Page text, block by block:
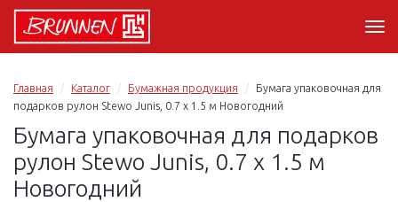
Главная Каталог Бумажная продукция
Бумага упаковочная для
подарков рулон Stewo Junis, 0.7 x 1.5 м Новогодний
Бумага упаковочная для подарков
рулон Stewo Junis, 0.7 x 1.5 м
Новогодний